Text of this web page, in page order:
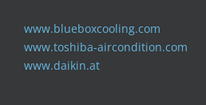
www.blueboxcooling.com
www.toshiba-aircondition.com
www.daikin.at